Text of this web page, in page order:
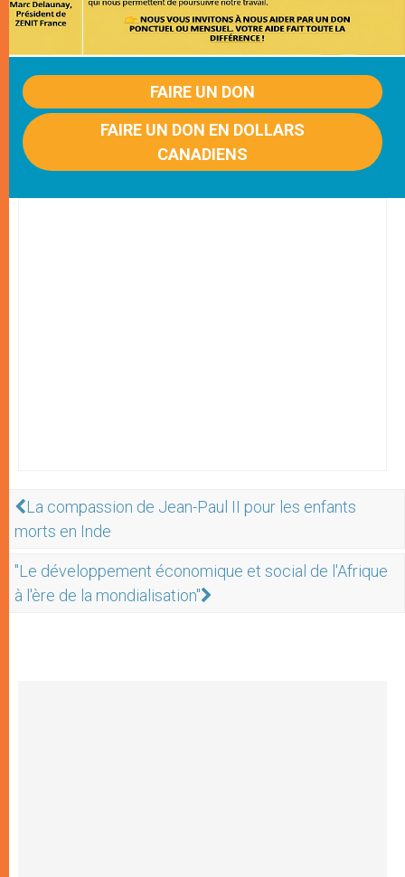
FAIRE UN DON
FAIRE UN DON EN DOLLARS
CANADIENS
La compassion de Jean-Paul II pour les enfants
morts en Inde
"Le développement économique et social de l'Afrique
à l'ère de la mondialisation"